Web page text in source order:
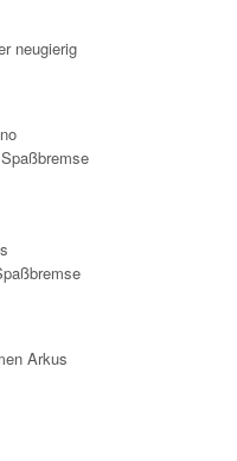
neugierig
Arkus